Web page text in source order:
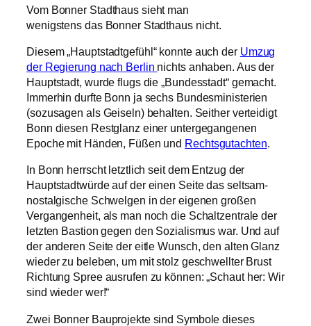
Vom Bonner Stadthaus sieht man
wenigstens das Bonner Stadthaus nicht.
Diesem „Hauptstadtgefühl“ konnte auch der Umzug
der Regierung nach Berlin nichts anhaben. Aus der
Hauptstadt, wurde flugs die „Bundesstadt“ gemacht.
Immerhin durfte Bonn ja sechs Bundesministerien
(sozusagen als Geiseln) behalten. Seither verteidigt
Bonn diesen Restglanz einer untergegangenen
Epoche mit Händen, Füßen und Rechtsgutachten.
In Bonn herrscht letztlich seit dem Entzug der
Hauptstadtwürde auf der einen Seite das seltsam-
nostalgische Schwelgen in der eigenen großen
Vergangenheit, als man noch die Schaltzentrale der
letzten Bastion gegen den Sozialismus war. Und auf
der anderen Seite der eitle Wunsch, den alten Glanz
wieder zu beleben, um mit stolz geschwellter Brust
Richtung Spree ausrufen zu können: „Schaut her: Wir
sind wieder wer!“
Zwei Bonner Bauprojekte sind Symbole dieses